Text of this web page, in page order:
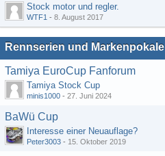
Stock motor und regler.
WTF1 - 8. August 2017
Rennserien und Markenpokale
Tamiya EuroCup Fanforum
Tamiya Stock Cup
minis1000 - 27. Juni 2024
BaWü Cup
Interesse einer Neuauflage?
Peter3003 - 15. Oktober 2019